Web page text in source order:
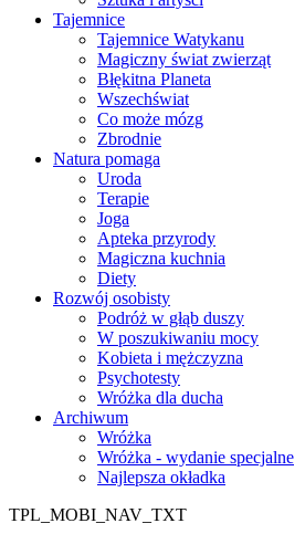
Tajemnice
Tajemnice Watykanu
Magiczny świat zwierząt
Błękitna Planeta
Wszechświat
Co może mózg
Zbrodnie
Natura pomaga
Uroda
Terapie
Joga
Apteka przyrody
Magiczna kuchnia
Diety
Rozwój osobisty
Podróż w głąb duszy
W poszukiwaniu mocy
Kobieta i mężczyzna
Psychotesty
Wróżka dla ducha
Archiwum
Wróżka
Wróżka - wydanie specjalne
Najlepsza okładka
TPL_MOBI_NAV_TXT